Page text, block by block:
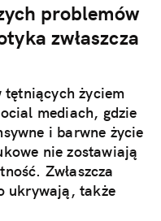
problemów
zwłaszcza
życiem
mediach, gdzie
i barwne życie
nie zostawiają
Zwłaszcza
ukrywają, także